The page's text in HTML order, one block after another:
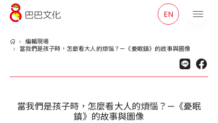
EN
編輯現場
當我們是孩子時，怎麼看大人的煩惱？—《憂眠鎮》的故事與圖像
當我們是孩子時，怎麼看大人的煩惱？—《憂眠
鎮》的故事與圖像